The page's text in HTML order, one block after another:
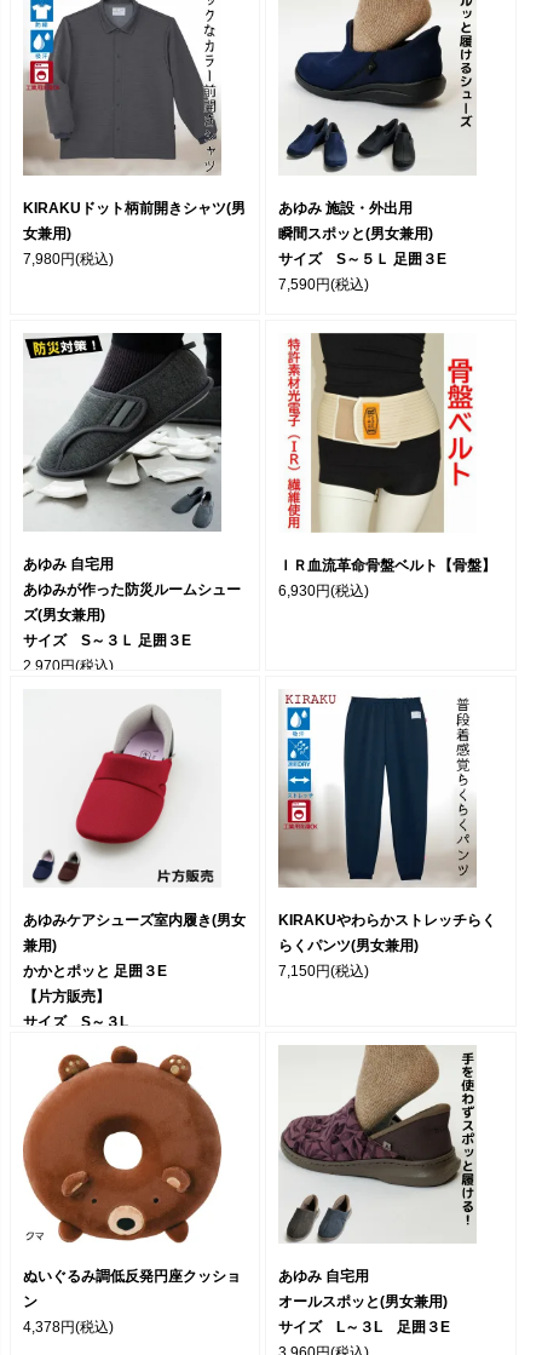
KIRAKUドット柄前開きシャツ(男
女兼用)
7,980円(税込)
あゆみ 施設・外出用
瞬間スポッと(男女兼用)
サイズ S～５Ｌ 足囲３E
7,590円(税込)
あゆみ 自宅用
あゆみが作った防災ルームシュー
ズ(男女兼用)
サイズ S～３Ｌ 足囲３E
2,970円(税込)
ＩＲ血流革命骨盤ベルト【骨盤】
6,930円(税込)
あゆみケアシューズ室内履き(男女
兼用)
かかとポッと 足囲３E
【片方販売】
サイズ S～３L
(税込)
KIRAKUやわらかストレッチらく
らくパンツ(男女兼用)
7,150円(税込)
ぬいぐるみ調低反発円座クッショ
ン
4,378円(税込)
あゆみ 自宅用
オールスポッと(男女兼用)
サイズ L～３L 足囲３E